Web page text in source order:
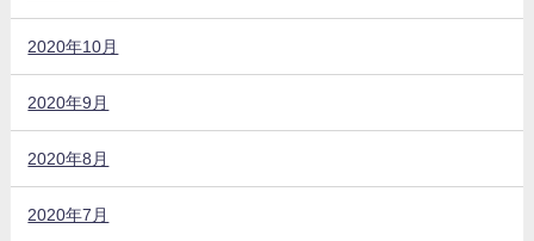
2020年10月
2020年9月
2020年8月
2020年7月